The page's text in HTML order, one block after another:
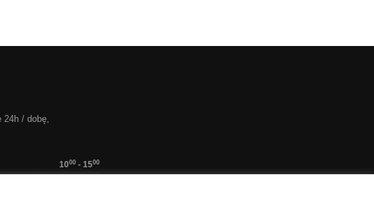
24h / dobę,
1000- 1500